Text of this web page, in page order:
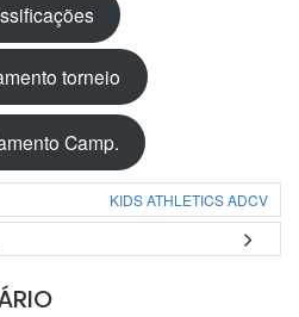
torneio
Camp.
KIDS ATHLETICS ADCV